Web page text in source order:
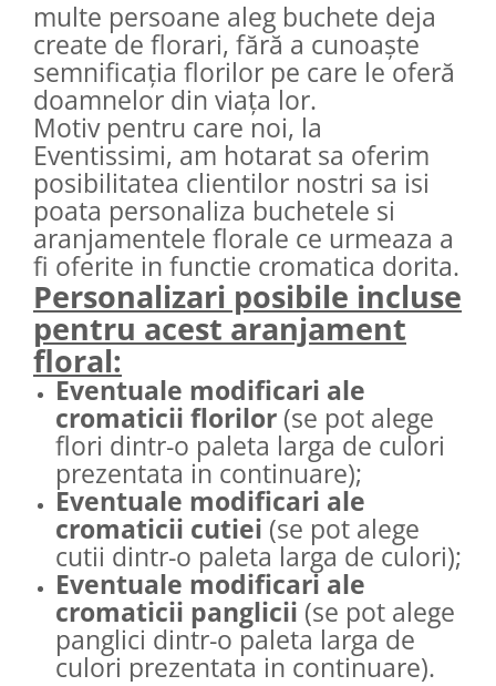
multe persoane aleg buchete deja
create de florari, fără a cunoaște
semnificația florilor pe care le oferă
doamnelor din viața lor.
Motiv pentru care noi, la
Eventissimi, am hotarat sa oferim
posibilitatea clientilor nostri sa isi
poata personaliza buchetele si
aranjamentele florale ce urmeaza a
fi oferite in functie cromatica dorita.
Personalizari posibile incluse
pentru acest aranjament
floral:
Eventuale modificari ale
cromaticii florilor (se pot alege
flori dintr-o paleta larga de culori
prezentata in continuare);
Eventuale modificari ale
cromaticii cutiei (se pot alege
cutii dintr-o paleta larga de culori);
Eventuale modificari ale
cromaticii panglicii (se pot alege
panglici dintr-o paleta larga de
culori prezentata in continuare).